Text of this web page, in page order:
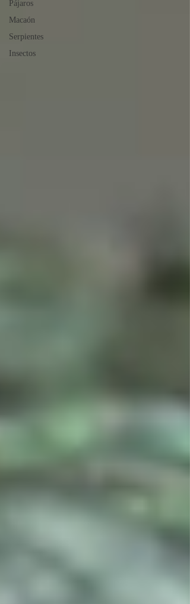
Pájaros
Macaón
Serpientes
Insectos